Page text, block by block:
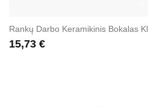
Rankų Darbo Keramikinis Bokalas
15,73 €